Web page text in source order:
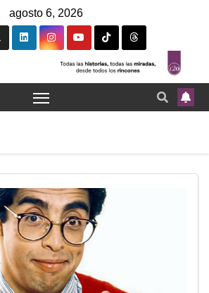
agosto 6, 2026